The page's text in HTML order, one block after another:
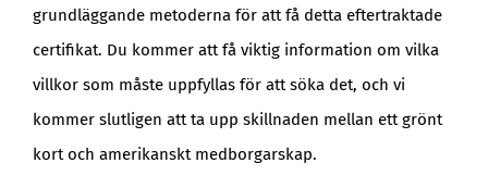
grundläggande metoderna för att få detta eftertraktade
certifikat. Du kommer att få viktig information om vilka
villkor som måste uppfyllas för att söka det, och vi
kommer slutligen att ta upp skillnaden mellan ett grönt
kort och amerikanskt medborgarskap.